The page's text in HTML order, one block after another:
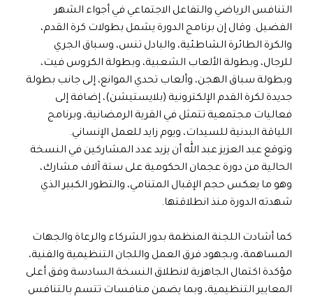
التنافس الرياضي والتفاعل الاجتماعي في أجواء الشهر
الفضيل. وقال إن برنامج الدورة يشمل بطولات كرة القدم،
والكرة الطائرة الشاطئية، والبادل تنس، وسباق الجري
للرجال، وبطولة الألعاب الشعبية، وبطولة الكروس فيت،
وبطولة سباق الهجن، وألعاب تحدي الموانع، إلى جانب بطولة
جديدة لكرة القدم الإلكترونية (بلايستيشن)، إضافة إلى
فعاليات مجتمعية تتمثل في القرية الرمضانية، وبرنامج
اللياقة البدنية للسيدات، ويوم زايد للعمل الإنساني.
وتوقع عبد العزيز عبد الله أن يزيد عدد المشاركين في النسخة
الحالية من دورة عجمان الحكومية على ستة آلاف مشارك،
وهو ما يعكس حجم الإقبال المتنامي، والتطور الكبير الذي
شهدته الدورة منذ انطلاقتها.
كما أشادت اللجنة المنظمة بدور الشركاء والرعاة والجهات
المساهمة، وبجهود فرق العمل واللجان التنظيمية والفنية،
مؤكدة اكتمال الجاهزية لانطلاق النسخة السادسة وفق أعلى
المعايير التنظيمية، وبما يضمن منافسات تتسم بالتنافس